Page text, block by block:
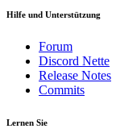
Hilfe und Unterstützung
Forum
Discord Nette
Release Notes
Commits
Lernen Sie